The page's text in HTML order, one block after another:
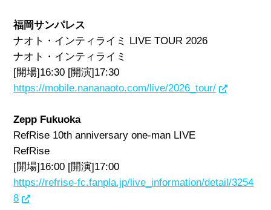
福岡サンパレス
ナオト・インティライミ LIVE TOUR 2026
ナオト・インティライミ
[開場]16:30 [開演]17:30
https://mobile.nananaoto.com/live/2026_tour/
Zepp Fukuoka
RefRise 10th anniversary one-man LIVE
RefRise
[開場]16:00 [開演]17:00
https://refrise-fc.fanpla.jp/live_information/detail/3254
8